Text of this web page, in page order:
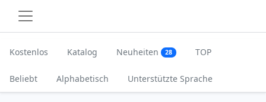
Kostenlos Katalog Neuheiten 28 TOP
Beliebt Alphabetisch Unterstützte Sprache